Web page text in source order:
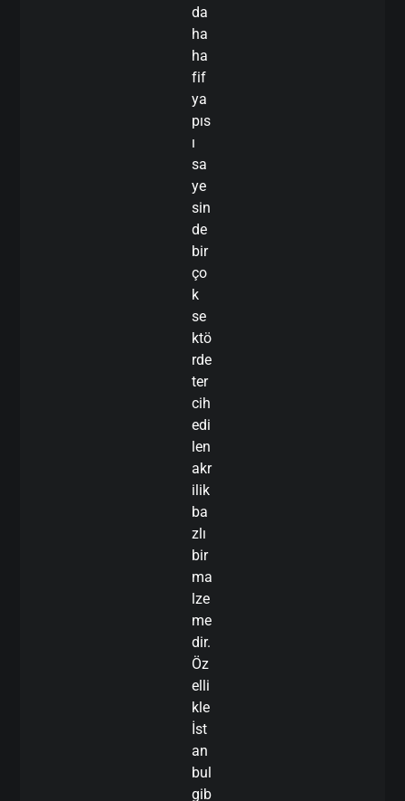
da
ha
ha
fif
ya
pıs
ı
sa
ye
sin
de
bir
ço
k
se
ktö
rde
ter
cih
edi
len
akr
ilik
ba
zlı
bir
ma
lze
me
dir.
Öz
elli
kle
İst
an
bul
gib